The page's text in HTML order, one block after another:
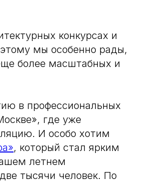
конкурсах и
мы особенно рады,
более масштабных и
в профессиональных
где уже
И особо хотим
, который стал ярким
летнем
тысячи человек. По